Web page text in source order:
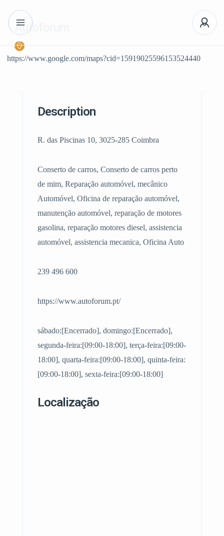
Autoforum
https://www.google.com/maps?cid=15919025596153524440
Description
R. das Piscinas 10, 3025-285 Coimbra
Conserto de carros, Conserto de carros perto
de mim, Reparação automóvel, mecânico
Automóvel, Oficina de reparação automóvel,
manutenção automóvel, reparação de motores
gasolina, reparação motores diesel, assistencia
automóvel, assistencia mecanica, Oficina Auto
239 496 600
https://www.autoforum.pt/
sábado:[Encerrado], domingo:[Encerrado],
segunda-feira:[09:00-18:00], terça-feira:[09:00-
18:00], quarta-feira:[09:00-18:00], quinta-feira:
[09:00-18:00], sexta-feira:[09:00-18:00]
Localização